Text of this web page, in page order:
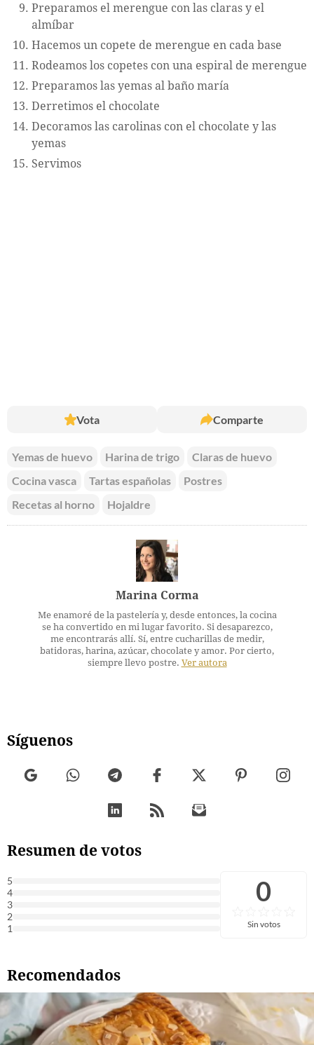
Preparamos el merengue con las claras y el
almíbar
Hacemos un copete de merengue en cada base
Rodeamos los copetes con una espiral de merengue
Preparamos las yemas al baño maría
Derretimos el chocolate
Decoramos las carolinas con el chocolate y las
yemas
Servimos
Vota Comparte
Yemas de huevo Harina de trigo
Claras de huevo
Cocina vasca
Tartas españolas
Postres
Recetas al horno
Hojaldre
Marina Corma
Me enamoré de la pastelería y, desde entonces, la cocina
se ha convertido en mi lugar favorito. Si desaparezco,
me encontrarás allí. Sí, entre cucharillas de medir,
batidoras, harina, azúcar, chocolate y amor. Por cierto,
siempre llevo postre. Ver autora
Síguenos
Resumen de votos
5
4
3
2
1
0
Sin votos
Recomendados